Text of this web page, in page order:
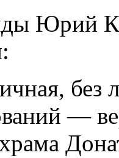
Юрий
без
—